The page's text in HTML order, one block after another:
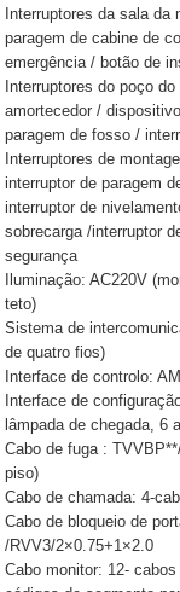
Interruptores da sala da
paragem de cabine de
emergência / botão de
Interruptores do poço
amortecedor /
paragem de fosso /
Interruptores de
interruptor de paragem
interruptor de
sobrecarga /interruptor
segurança
Iluminação: AC220V
teto)
Sistema de
de quatro fios)
Interface de controlo:
Interface de
lâmpada de chegada, 6
Cabo de fuga :
piso)
Cabo de chamada: 4-
Cabo de bloqueio de
/RVV3/2×0.75+1×2.0
Cabo monitor: 12-